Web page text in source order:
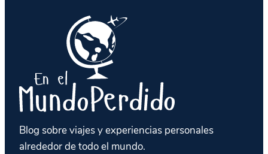
Blog sobre viajes y experiencias personales
alrededor de todo el mundo.